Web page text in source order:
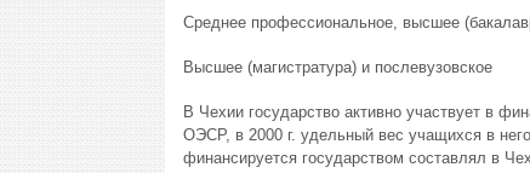
Среднее профессиональное, высшее
Высшее (магистратура) и послевузовское
В Чехии государство активно участвует в
ОЭСР, в 2000 г. удельный вес учащихся в
финансируется государством составлял в